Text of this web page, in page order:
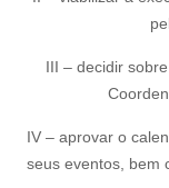
III – decidir
IV – aprovar o
seus eventos, bem